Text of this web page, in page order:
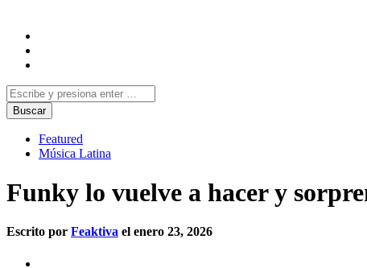
Featured
Música Latina
Funky lo vuelve a hacer y
Escrito por Feaktiva el enero 23, 2026